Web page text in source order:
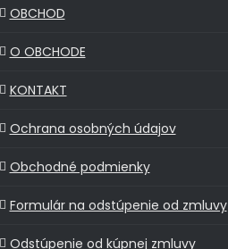
OBCHOD
O OBCHODE
KONTAKT
Ochrana osobných údajov
Obchodné podmienky
Formulár na odstúpenie od zmluvy
Odstúpenie od kúpnej zmluvy